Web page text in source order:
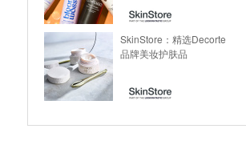
SkinStore：精选Decorte
品牌美妆护肤品